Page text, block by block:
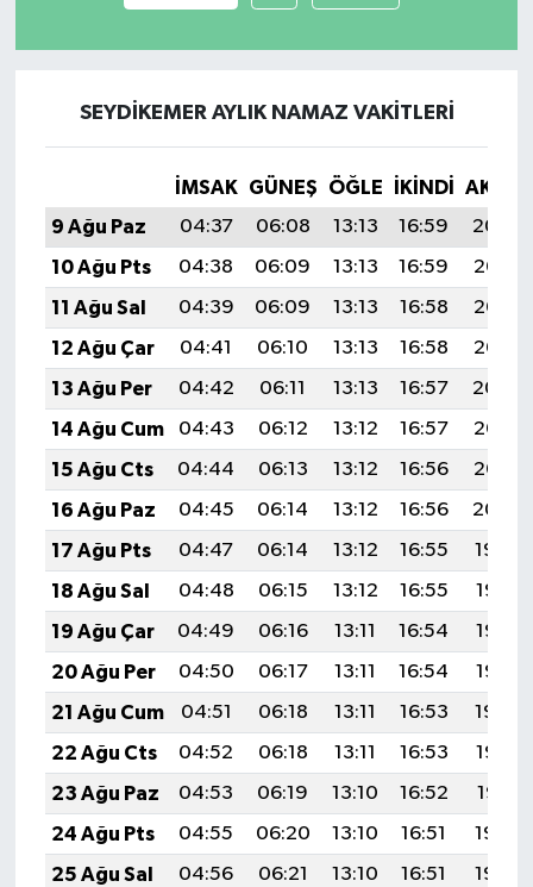
SEYDIKEMER AYLIK NAMAZ VAKITLERI
İMSAK GÜNEŞ ÖĞLE İKINDI
9 Ağu Paz
04:37 06:08 13:13 16:59
20:09
10 Ağu Pts
04:38 06:09 13:13 16:59
20:07
11 Ağu Sal
04:39 06:09 13:13 16:58
20:06
12 Ağu Çar
04:41 06:10 13:13 16:58
20:05
13 Ağu Per
04:42 06:11 13:13 16:57
20:04
14 Ağu Cum
04:43 06:12 13:12 16:57
20:03
15 Ağu Cts
04:44 06:13 13:12 16:56
20:02
16 Ağu Paz
04:45 06:14 13:12 16:56
20:00
17 Ağu Pts
04:47 06:14 13:12 16:55
19:59
18 Ağu Sal
04:48 06:15 13:12 16:55
19:58
19 Ağu Çar
04:49 06:16 13:11 16:54
19:57
20 Ağu Per
04:50 06:17 13:11 16:54
19:55
21 Ağu Cum
04:51 06:18 13:11 16:53
19:54
22 Ağu Cts
04:52 06:18 13:11 16:53
19:53
23 Ağu Paz
04:53 06:19 13:10 16:52
19:51
24 Ağu Pts
04:55 06:20 13:10 16:51
19:50
25 Ağu Sal
04:56 06:21 13:10 16:51 19:49